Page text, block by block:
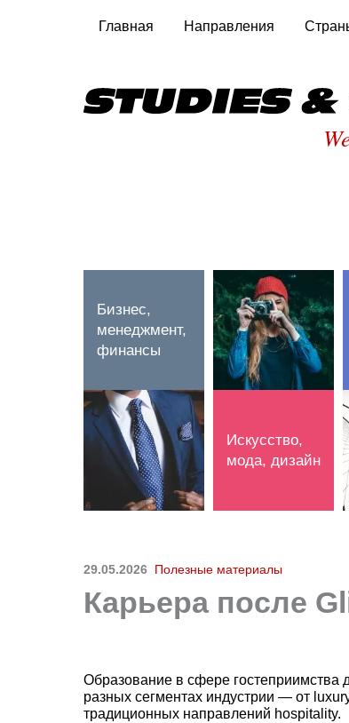
Главная Направления
Бизнес,
менеджмент,
финансы
Искусство,
мода, дизайн
29.05.2026 Полезные материалы
Карьера после
Образование в сфере гостеприимства
разных сегментах индустрии — от
традиционных направлений hospitality.